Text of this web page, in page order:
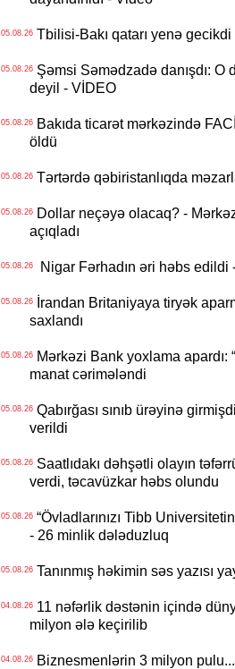
05.08.26Tbilisi-Bakı qatarı yenə gecikdi
05.08.26Şəmsi Səmədzadə danışdı: O
deyil - VİDEO
05.08.26Bakıda ticarət mərkəzində
öldü
05.08.26Tərtərdə qəbiristanlıqda
05.08.26Dollar neçəyə olacaq? -
açıqladı
05.08.26Nigar Fərhadın əri həbs edildi
05.08.26İrandan Britaniyaya tiryək
saxlandı
05.08.26Mərkəzi Bank yoxlama apardı:
manat cərimələndi
05.08.26Qabırğası sınıb ürəyinə
verildi
05.08.26Saatlıdakı dəhşətli olayın
verdi, təcavüzkar həbs olundu
05.08.26“Övladlarınızı Tibb
- 26 minlik dələduzluq
05.08.26Tanınmış həkimin səs yazısı
04.08.2611 nəfərlik dəstənin içində
milyon ələ keçirilib
04.08.26Biznesmenlərin 3 milyon